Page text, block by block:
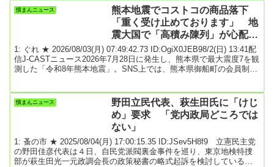
参加し契約に至ったのか、ちゃんと説明していく」と述べました。
これまでの競争入札ではなく「随意契約」のもとでの販売につい
て、小泉大臣は「今までの流通の円滑化とい...
憤まんニュース
熊本地震でコストコの商品落下
「重く受け止めております」 地
震大国で「高積み陳列」が心配…
IKEAにも聞いた
1: ぐれ ★ 2026/08/03(月) 07:49:42.73 ID:OgiX0JEB98/2(日) 13:41配
信J-CASTニュース2026年7月28日に発生し、熊本県で最大震度7を観
測した「令和8年熊本地震」。SNS上では、熊本県御船町の会員制倉
落下する様子が映っており、「地震の多い日本で高積み陳列は危険
ではないか」と危惧する声が広がっている。コストコと、同じく倉
憤まんニュース
野田立民代表、萩生田氏に「けじ
め」要求 「党内政局どころでは
ない」
1: 蚤の市 ★ 2025/08/04(月) 17:00:15.35 ID:JSev5H8f9 立憲民主党
の野田佳彦代表は４日、自民党派閥裏金事件を巡り、東京地検特捜
部が萩生田光一元政調会長の政策秘書の略式起訴を検討しているこ